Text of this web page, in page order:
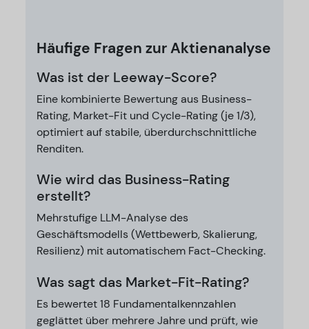
Häufige Fragen zur Aktienanalyse
Was ist der Leeway-Score?
Eine kombinierte Bewertung aus Business-
Rating, Market-Fit und Cycle-Rating (je 1/3),
optimiert auf stabile, überdurchschnittliche
Renditen.
Wie wird das Business-Rating
erstellt?
Mehrstufige LLM-Analyse des
Geschäftsmodells (Wettbewerb, Skalierung,
Resilienz) mit automatischem Fact-Checking.
Was sagt das Market-Fit-Rating?
Es bewertet 18 Fundamentalkennzahlen
geglättet über mehrere Jahre und prüft, wie